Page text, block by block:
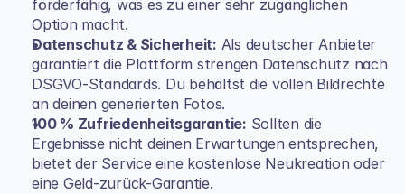
förderfähig, was es zu einer sehr zugänglichen
Option macht.
Datenschutz & Sicherheit: Als deutscher Anbieter
garantiert die Plattform strengen Datenschutz nach
DSGVO-Standards. Du behältst die vollen Bildrechte
an deinen generierten Fotos.
100 % Zufriedenheitsgarantie: Sollten die
Ergebnisse nicht deinen Erwartungen entsprechen,
bietet der Service eine kostenlose Neukreation oder
eine Geld-zurück-Garantie.